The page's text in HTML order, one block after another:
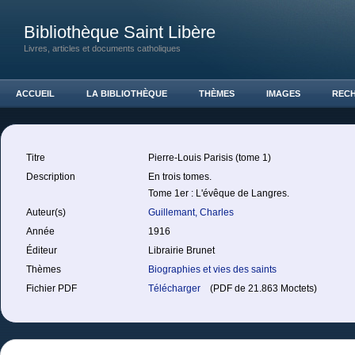
Bibliothèque Saint Libère
Livres, articles et documents catholiques
ACCUEIL LA BIBLIOTHÈQUE THÈMES IMAGES
Titre
Pierre-Louis Parisis (tome 1)
Description
En trois tomes.
Tome 1er : L'évêque de Langres.
Auteur(s)
Guillemant, Charles
Année
1916
Éditeur
Librairie Brunet
Thèmes
Biographies et vies des saints
Fichier PDF
Télécharger (PDF de 21.863 Moctets)